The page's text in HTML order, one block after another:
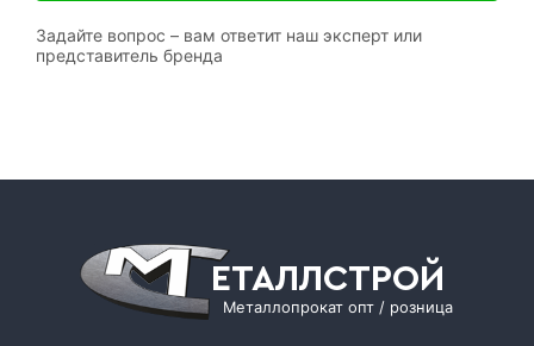
Задайте вопрос – вам ответит наш эксперт или
представитель бренда
ЕТАЛЛСТРОЙ
Металлопрокат опт / розница